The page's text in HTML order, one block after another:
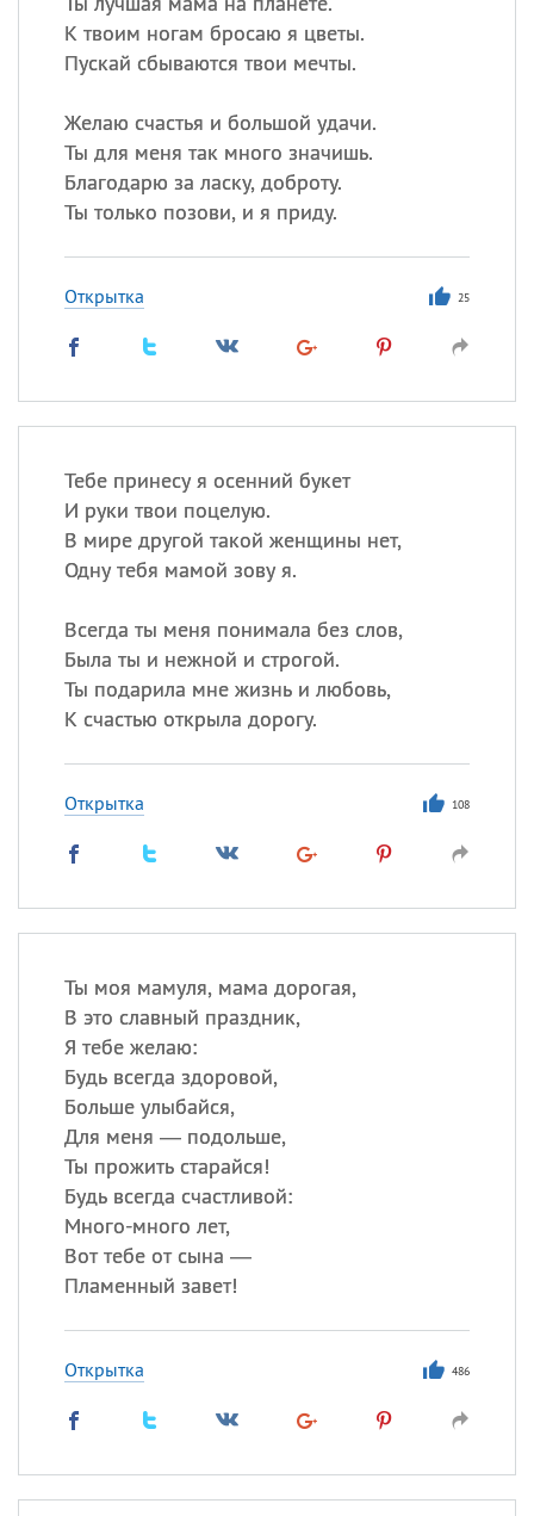
К твоим ногам бросаю я цветы.
Пускай сбываются твои мечты.
Желаю счастья и большой удачи.
Ты для меня так много значишь.
Благодарю за ласку, доброту.
Ты только позови, и я приду.
Открытка 25
Тебе принесу я осенний букет
И руки твои поцелую.
В мире другой такой женщины нет,
Одну тебя мамой зову я.
Всегда ты меня понимала без слов,
Была ты и нежной и строгой.
Ты подарила мне жизнь и любовь,
К счастью открыла дорогу.
Открытка 108
Ты моя мамуля, мама дорогая,
В это славный праздник,
Я тебе желаю:
Будь всегда здоровой,
Больше улыбайся,
Для меня — подольше,
Ты прожить старайся!
Будь всегда счастливой:
Много-много лет,
Вот тебе от сына —
Пламенный завет!
Открытка 486